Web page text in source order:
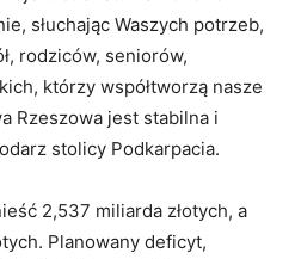
słuchając Waszych potrzeb,
rodziców, seniorów,
którzy współtworzą nasze
Rzeszowa jest stabilna i
stolicy Podkarpacia.
2,537 miliarda złotych, a
Planowany deficyt,